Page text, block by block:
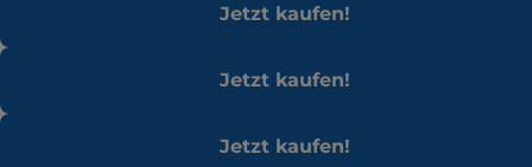
Jetzt kaufen!
Jetzt kaufen!
Jetzt kaufen!